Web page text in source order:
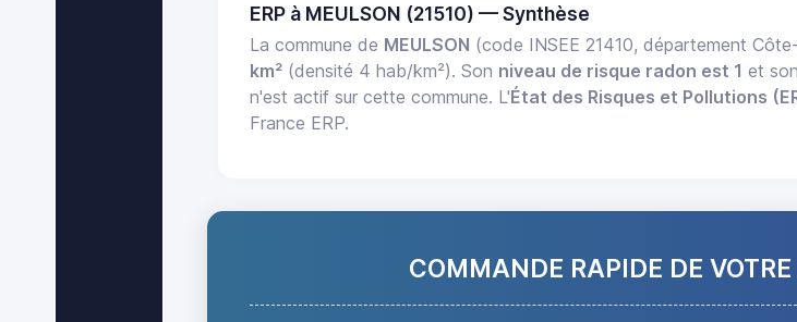
ERP à MEULSON (21510) — Synthèse
La commune de MEULSON (code INSEE 21410, département
km² (densité 4 hab/km²). Son niveau de risque radon est 1 et son
n'est actif sur cette commune. L'État des Risques et Pollutions
France ERP.
COMMANDE RAPIDE DE